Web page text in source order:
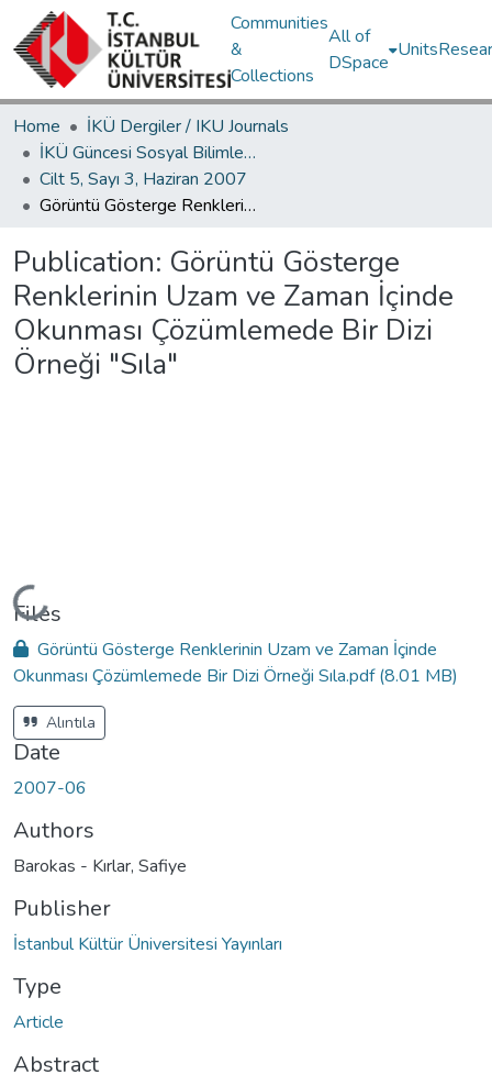
Communities
&
Collections
All of
DSpace
Units
Home
İKÜ Dergiler / IKU Journals
İKÜ Güncesi Sosyal Bilimler ve Sanat / Journal of İstanbul Kültür University Arts and Social Sciences
Cilt 5, Sayı 3, Haziran 2007
Görüntü Gösterge Renklerinin Uzam ve Zaman İçinde Okunması Çözümlemede Bir Dizi Örneği "Sıla"
Publication: Görüntü Gösterge
Renklerinin Uzam ve Zaman İçinde
Okunması Çözümlemede Bir Dizi
Örneği "Sıla"
Loading...
Files
Görüntü Gösterge Renklerinin Uzam ve Zaman İçinde
Okunması Çözümlemede Bir Dizi Örneği Sıla.pdf(8.01 MB)
Alıntıla
Date
2007-06
Authors
Barokas - Kırlar, Safiye
Publisher
İstanbul Kültür Üniversitesi Yayınları
Type
Article
Abstract